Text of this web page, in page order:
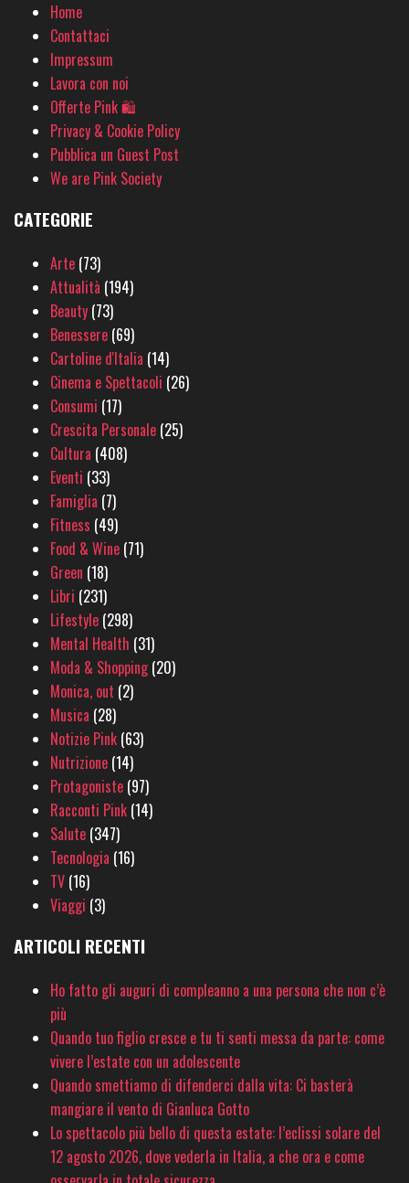
Home
Contattaci
Impressum
Lavora con noi
Offerte Pink 🛍
Privacy & Cookie Policy
Pubblica un Guest Post
We are Pink Society
CATEGORIE
Arte (73)
Attualità (194)
Beauty (73)
Benessere (69)
Cartoline d'Italia (14)
Cinema e Spettacoli (26)
Consumi (17)
Crescita Personale (25)
Cultura (408)
Eventi (33)
Famiglia (7)
Fitness (49)
Food & Wine (71)
Green (18)
Libri (231)
Lifestyle (298)
Mental Health (31)
Moda & Shopping(20)
Monica, out (2)
Musica (28)
Notizie Pink (63)
Nutrizione (14)
Protagoniste (97)
Racconti Pink (14)
Salute (347)
Tecnologia (16)
TV (16)
Viaggi (3)
ARTICOLI RECENTI
Ho fatto gli auguri di compleanno a una persona che non c’è
più
Quando tuo figlio cresce e tu ti senti messa da parte: come
vivere l’estate con un adolescente
Quando smettiamo di difenderci dalla vita: Ci basterà
mangiare il vento di Gianluca Gotto
Lo spettacolo più bello di questa estate: l’eclissi solare del
12 agosto 2026, dove vederla in Italia, a che ora e come